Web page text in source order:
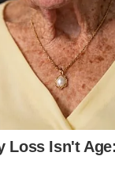
Loss Isn't